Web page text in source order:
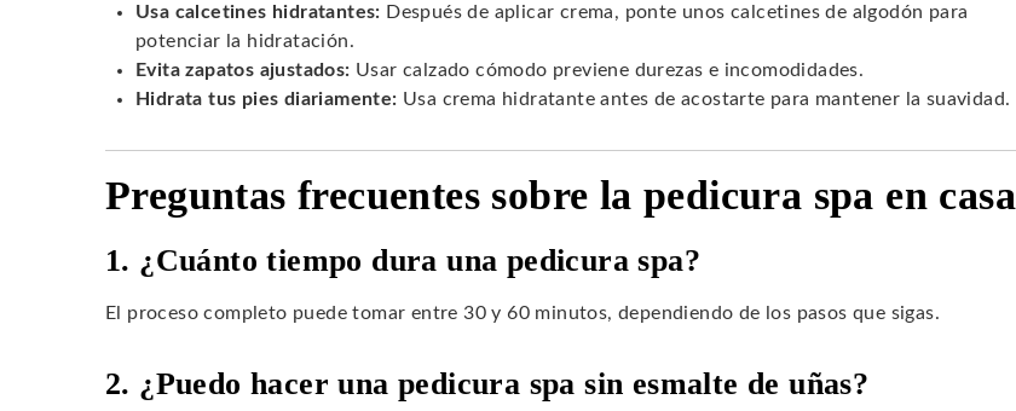
Usa calcetines hidratantes: Después de aplicar crema, ponte unos calcetines de algodón para
potenciar la hidratación.
Evita zapatos ajustados: Usar calzado cómodo previene durezas e incomodidades.
Hidrata tus pies diariamente: Usa crema hidratante antes de acostarte para mantener la suavidad.
Preguntas frecuentes sobre la pedicura spa en casa
1. ¿Cuánto tiempo dura una pedicura spa?
El proceso completo puede tomar entre 30 y 60 minutos, dependiendo de los pasos que sigas.
2. ¿Puedo hacer una pedicura spa sin esmalte de uñas?